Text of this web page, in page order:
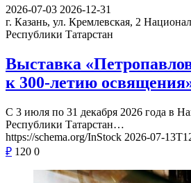
2026-07-03 2026-12-31
г. Казань, ул. Кремлевская, 2
Республики Татарстан
Выставка
к 300-летию
С 3 июля по 31 декабря 2026 года в
Республики Татарстан…
https://schema.org/InStock 2026-07-
₽ 120 0